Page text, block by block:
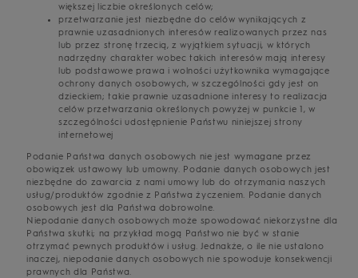
większej liczbie określonych celów;
przetwarzanie jest niezbędne do celów wynikających z
prawnie uzasadnionych interesów realizowanych przez nas
lub przez stronę trzecią, z wyjątkiem sytuacji, w których
nadrzędny charakter wobec takich interesów mają interesy
lub podstawowe prawa i wolności użytkownika wymagające
ochrony danych osobowych, w szczególności gdy jest on
dzieckiem; takie prawnie uzasadnione interesy to realizacja
celów przetwarzania określonych powyżej w punkcie 1, w
szczególności udostępnienie Państwu niniejszej strony
internetowej
Podanie Państwa danych osobowych nie jest wymagane przez
obowiązek ustawowy lub umowny. Podanie danych osobowych jest
niezbędne do zawarcia z nami umowy lub do otrzymania naszych
usług/produktów zgodnie z Państwa życzeniem. Podanie danych
osobowych jest dla Państwa dobrowolne.
Niepodanie danych osobowych może spowodować niekorzystne dla
Państwa skutki; na przykład mogą Państwo nie być w stanie
otrzymać pewnych produktów i usług. Jednakże, o ile nie ustalono
inaczej, niepodanie danych osobowych nie spowoduje konsekwencji
prawnych dla Państwa.